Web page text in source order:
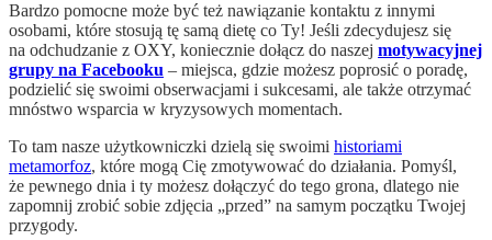
Bardzo pomocne może być też nawiązanie kontaktu z innymi
osobami, które stosują tę samą dietę co Ty! Jeśli zdecydujesz się
na odchudzanie z OXY, koniecznie dołącz do naszej motywacyjnej
grupy na Facebooku – miejsca, gdzie możesz poprosić o poradę,
podzielić się swoimi obserwacjami i sukcesami, ale także otrzymać
mnóstwo wsparcia w kryzysowych momentach.
To tam nasze użytkowniczki dzielą się swoimi historiami
metamorfoz, które mogą Cię zmotywować do działania. Pomyśl,
że pewnego dnia i ty możesz dołączyć do tego grona, dlatego nie
zapomnij zrobić sobie zdjęcia „przed” na samym początku Twojej
przygody.